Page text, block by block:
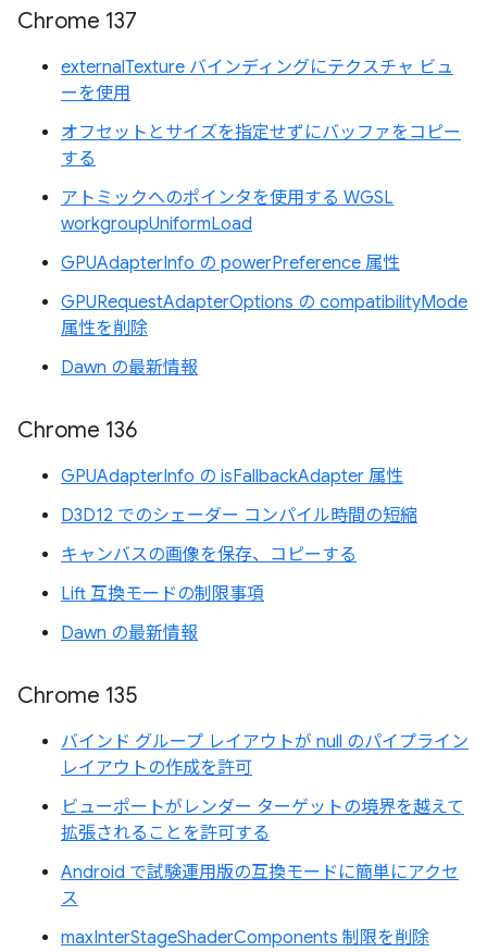
Chrome 137
externalTexture バインディングにテクスチャ ビュ
ーを使用
オフセットとサイズを指定せずにバッファをコピー
する
アトミックへのポインタを使用する WGSL
workgroupUniformLoad
GPUAdapterInfo の powerPreference 属性
GPURequestAdapterOptions の compatibilityMode
属性を削除
Dawn の最新情報
Chrome 136
GPUAdapterInfo の isFallbackAdapter 属性
D3D12 でのシェーダー コンパイル時間の短縮
キャンバスの画像を保存、コピーする
Lift 互換モードの制限事項
Dawn の最新情報
Chrome 135
バインド グループ レイアウトが null のパイプライン
レイアウトの作成を許可
ビューポートがレンダー ターゲットの境界を越えて
拡張されることを許可する
Android で試験運用版の互換モードに簡単にアクセ
ス
maxInterStageShaderComponents 制限を削除